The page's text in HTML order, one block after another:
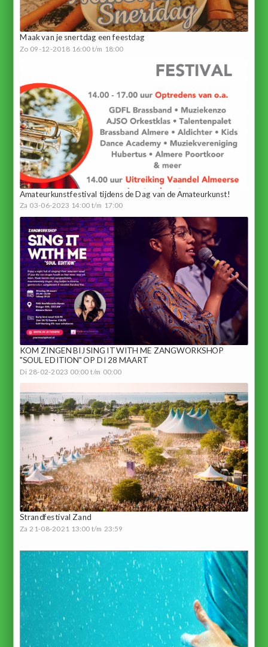
Maak van je snertdag een feestdag
Zo 09-12-2018 16:00 t/m 18:00
Amateurkunstfestival tijdens de Dag van de Amateurkunst!
Za 03-06-2023 14:00 t/m 17:00
KOM ZINGEN BIJ SING IT WITH ME ZANGWORKSHOP
"SOUL EDITION" OP DI 28 MAART
Di 28-02-2023 00:00 t/m 00:00
Strandfestival Zand
Za 21-08-2021 13:00 t/m 23:59